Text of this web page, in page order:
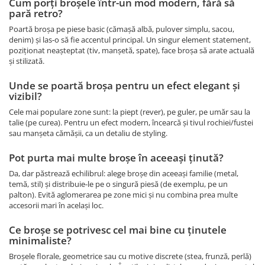
pară retro?
Poartă broșa pe piese basic (cămașă albă, pulover simplu, sacou,
denim) și las-o să fie accentul principal. Un singur element statement,
poziționat neașteptat (tiv, manșetă, spate), face broșa să arate actuală
și stilizată.
Unde se poartă broșa pentru un efect elegant și
vizibil?
Cele mai populare zone sunt: la piept (rever), pe guler, pe umăr sau la
talie (pe curea). Pentru un efect modern, încearcă și tivul rochiei/fustei
sau manșeta cămășii, ca un detaliu de styling.
Pot purta mai multe broșe în aceeași ținută?
Da, dar păstrează echilibrul: alege broșe din aceeași familie (metal,
temă, stil) și distribuie-le pe o singură piesă (de exemplu, pe un
palton). Evită aglomerarea pe zone mici și nu combina prea multe
accesorii mari în același loc.
Ce broșe se potrivesc cel mai bine cu ținutele
minimaliste?
Broșele florale, geometrice sau cu motive discrete (stea, frunză, perlă)